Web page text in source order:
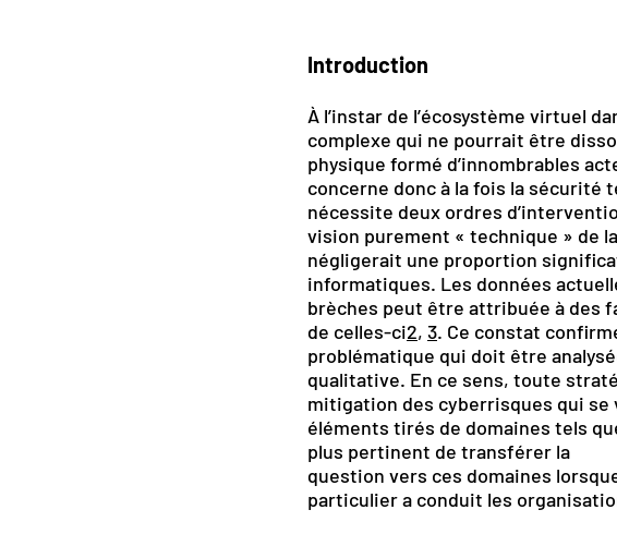
Introduction
À l’instar de l’écosystème virtuel
complexe qui ne pourrait être
physique formé d’innombrables
concerne donc à la fois la sécurité
nécessite deux ordres
vision purement « technique » de
négligerait une proportion
informatiques. Les données
brèches peut être attribuée à des
de celles-ci2, 3. Ce constat
problématique qui doit être
qualitative. En ce sens, toute
mitigation des cyberrisques qui
éléments tirés de domaines tels
plus pertinent de transférer la
question vers ces domaines
particulier a conduit les